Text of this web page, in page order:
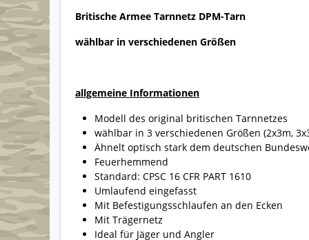
Britische Armee Tarnnetz DPM-Tarn
wählbar in verschiedenen Größen
allgemeine Informationen
Modell des original britischen Tarnnetzes
wählbar in 3 verschiedenen Größen (2x3m,
Ähnelt optisch stark dem deutschen
Feuerhemmend
Standard: CPSC 16 CFR PART 1610
Umlaufend eingefasst
Mit Befestigungsschlaufen an den Ecken
Mit Trägernetz
Ideal für Jäger und Angler